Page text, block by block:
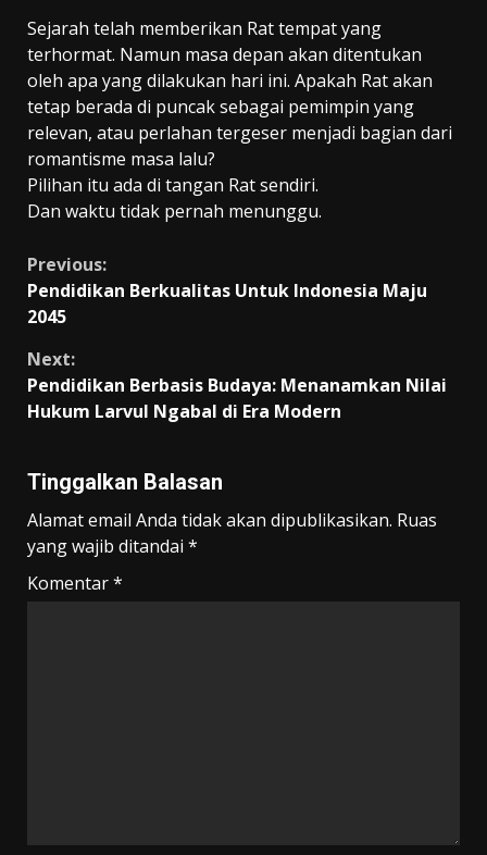
Sejarah telah memberikan Rat tempat yang
terhormat. Namun masa depan akan ditentukan
oleh apa yang dilakukan hari ini. Apakah Rat akan
tetap berada di puncak sebagai pemimpin yang
relevan, atau perlahan tergeser menjadi bagian dari
romantisme masa lalu?
Pilihan itu ada di tangan Rat sendiri.
Dan waktu tidak pernah menunggu.
Continue
Reading
Previous:
Pendidikan Berkualitas Untuk Indonesia Maju
2045
Next:
Pendidikan Berbasis Budaya: Menanamkan Nilai
Hukum Larvul Ngabal di Era Modern
Tinggalkan Balasan
Alamat email Anda tidak akan dipublikasikan. Ruas
yang wajib ditandai *
Komentar*